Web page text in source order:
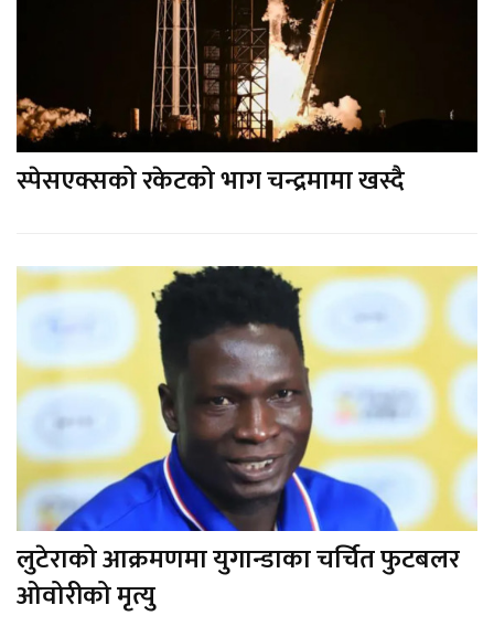
स्पेसएक्सको रकेटको भाग चन्द्रमामा खस्दै
लुटेराको आक्रमणमा युगान्डाका चर्चित फुटबलर
ओवोरीको मृत्यु